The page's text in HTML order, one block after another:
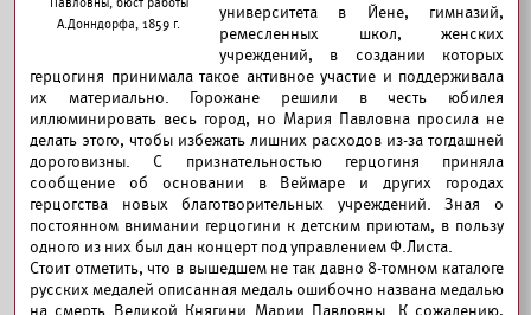
А.Донндорфа, 1859 г.
университета в Йене, гимназий,
ремесленных школ, женских
учреждений, в создании которых
герцогиня принимала такое активное участие и поддерживала
их материально. Горожане решили в честь юбилея
иллюминировать весь город, но Мария Павловна просила не
делать этого, чтобы избежать лишних расходов из-за тогдашней
дороговизны. С признательностью герцогиня приняла
сообщение об основании в Веймаре и других городах
герцогства новых благотворительных учреждений. Зная о
постоянном внимании герцогини к детским приютам, в пользу
одного из них был дан концерт под управлением Ф.Листа.
Стоит отметить, что в вышедшем не так давно 8-томном каталоге
русских медалей описанная медаль ошибочно названа медалью
на смерть Великой Княгини Марии Павловны. К сожалению,